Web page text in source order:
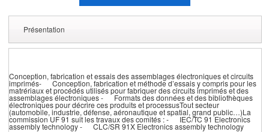
Présentation
Conception, fabrication et essais des assemblages électroniques et circuits
imprimés- Conception, fabrication et méthode d’essais y compris pour les
matrériaux et procédés utilisés pour fabriquer des circuits imprimés et des
assemblages électroniques - Formats des données et des bibliothèques
électroniques pour décrire ces produits et processusTout secteur
(automobile, industrie, défense, aéronautique et spatial, grand public…)La
commission UF 91 suit les travaux des comités : - IEC/TC 91 Electronics
assembly technology - CLC/SR 91X Electronics assembly technology